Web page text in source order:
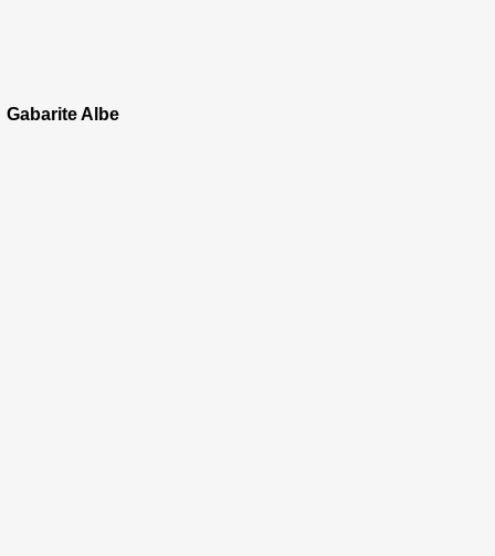
Gabarite Albe